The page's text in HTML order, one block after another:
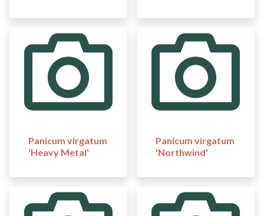
Panicum virgatum
'Heavy Metal'
Panicum virgatum
'Northwind'